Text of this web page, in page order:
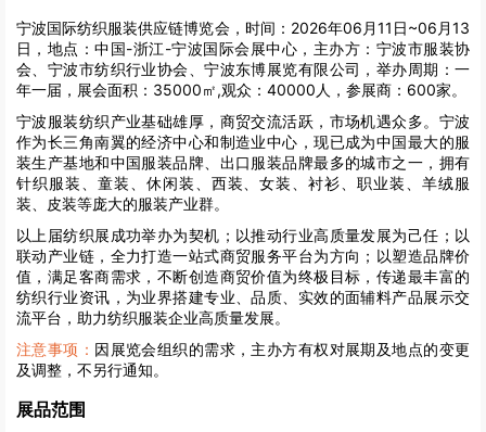
宁波国际纺织服装供应链博览会，时间：2026年06月11日~06月13
日，地点：中国-浙江-宁波国际会展中心，主办方：宁波市服装协
会、宁波市纺织行业协会、宁波东博展览有限公司，举办周期：一
年一届，展会面积：35000㎡,观众：40000人，参展商：600家。
宁波服装纺织产业基础雄厚，商贸交流活跃，市场机遇众多。宁波
作为长三角南翼的经济中心和制造业中心，现已成为中国最大的服
装生产基地和中国服装品牌、出口服装品牌最多的城市之一，拥有
针织服装、童装、休闲装、西装、女装、衬衫、职业装、羊绒服
装、皮装等庞大的服装产业群。
以上届纺织展成功举办为契机；以推动行业高质量发展为己任；以
联动产业链，全力打造一站式商贸服务平台为方向；以塑造品牌价
值，满足客商需求，不断创造商贸价值为终极目标，传递最丰富的
纺织行业资讯，为业界搭建专业、品质、实效的面辅料产品展示交
流平台，助力纺织服装企业高质量发展。
注意事项： 因展览会组织的需求，主办方有权对展期及地点的变更
及调整，不另行通知。
展品范围